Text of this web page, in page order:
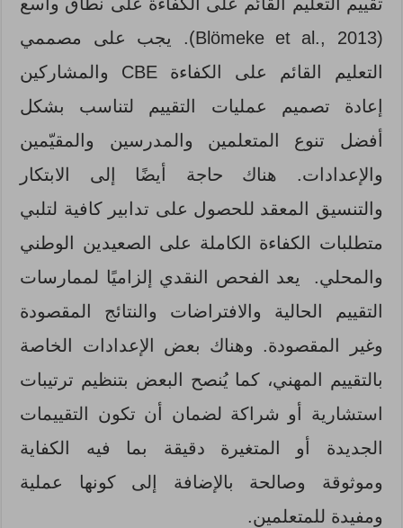
(Blömeke et al., 2013). يجب على مصممي
التعليم القائم على الكفاءة CBE والمشاركين
إعادة تصميم عمليات التقييم لتناسب بشكل
أفضل تنوع المتعلمين والمدرسين والمقيّمين
والإعدادات. هناك حاجة أيضًا إلى الابتكار
والتنسيق المعقد للحصول على تدابير كافية لتلبي
متطلبات الكفاءة الكاملة على الصعيدين الوطني
والمحلي. يعد الفحص النقدي إلزاميًا لممارسات
التقييم الحالية والافتراضات والنتائج المقصودة
وغير المقصودة. وهناك بعض الإعدادات الخاصة
بالتقييم المهني، كما يُنصح البعض بتنظيم ترتيبات
استشارية أو شراكة لضمان أن تكون التقييمات
الجديدة أو المتغيرة دقيقة بما فيه الكفاية
وموثوقة وصالحة بالإضافة إلى كونها عملية
ومفيدة للمتعلمين.